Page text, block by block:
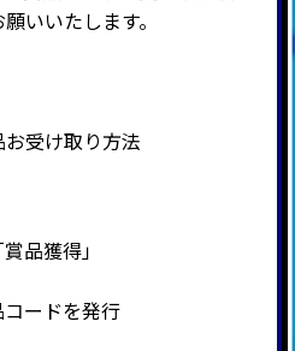
いいたします。
受け取り方法
品獲得」
ードを発行